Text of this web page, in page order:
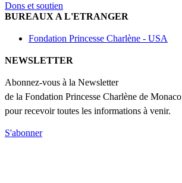
Dons et soutien
BUREAUX A L'ETRANGER
Fondation Princesse Charlène - USA
NEWSLETTER
Abonnez-vous à la Newsletter
de la Fondation Princesse Charlène de Monaco
pour recevoir toutes les informations à venir.
S'abonner